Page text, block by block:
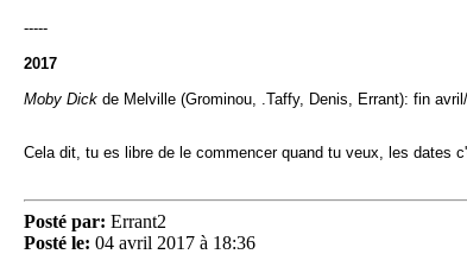
-----
2017
Moby Dickde Melville (Grominou, .Taffy, Denis, Errant): fin
Cela dit, tu es libre de le commencer quand tu veux, les dates
Posté par: Errant2
Posté le: 04 avril 2017 à 18:36